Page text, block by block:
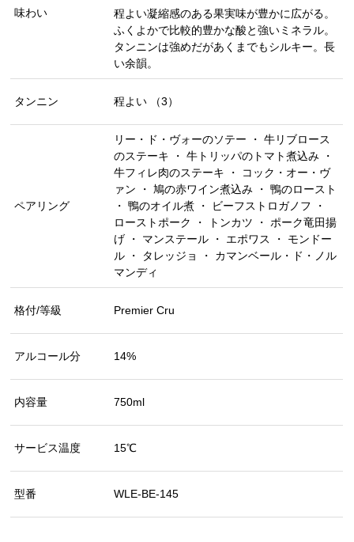
味わい
程よい凝縮感のある果実味が豊かに広がる。
ふくよかで比較的豊かな酸と強いミネラル。
タンニンは強めだがあくまでもシルキー。長
い余韻。
タンニン 程よい （3）
ペアリング
リー・ド・ヴォーのソテー ・ 牛リブロース
のステーキ ・ 牛トリッパのトマト煮込み ・
牛フィレ肉のステーキ ・ コック・オー・ヴ
ァン ・ 鳩の赤ワイン煮込み ・ 鴨のロースト
・ 鴨のオイル煮 ・ ビーフストロガノフ ・
ローストポーク ・ トンカツ ・ ポーク竜田揚
げ ・ マンステール ・ エポワス ・ モンドー
ル ・ タレッジョ ・ カマンベール・ド・ノル
マンディ
格付/等級 Premier Cru
アルコール分 14%
内容量 750ml
サービス温度 15℃
型番 WLE-BE-145